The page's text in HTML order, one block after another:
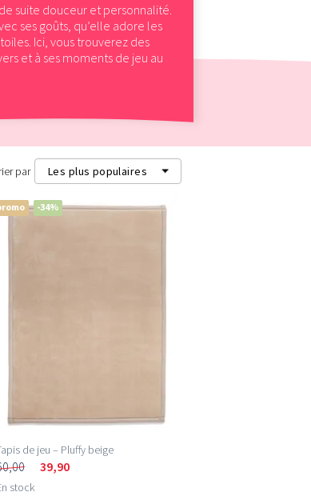
suite douceur et personnalité.
ses goûts, qu’elle adore les
Ici, vous trouverez des
et à ses moments de jeu au
par Les plus populaires
Les plus populaires
-34%
de jeu – Pluffy beige
39,90
stock